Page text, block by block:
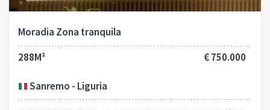
Moradia Zona tranquila
288M²
€ 750.000
Sanremo - Liguria